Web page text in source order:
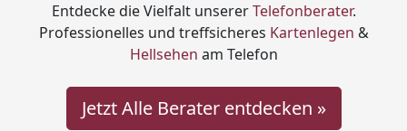
Entdecke die Vielfalt unsererTelefonberater.
Professionelles und treffsicheres Kartenlegen &
Hellsehen am Telefon
Jetzt Alle Berater entdecken »